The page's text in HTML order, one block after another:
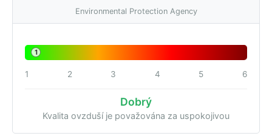
Environmental Protection Agency
1
1 2 3 4 5 6
Dobrý
Kvalita ovzduší je považována za uspokojivou